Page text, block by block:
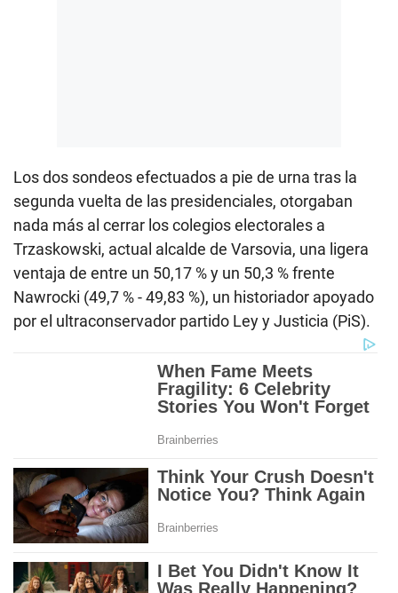
Los dos sondeos efectuados a pie de urna tras la
segunda vuelta de las presidenciales, otorgaban
nada más al cerrar los colegios electorales a
Trzaskowski, actual alcalde de Varsovia, una ligera
ventaja de entre un 50,17 % y un 50,3 % frente
Nawrocki (49,7 % - 49,83 %), un historiador apoyado
por el ultraconservador partido Ley y Justicia (PiS).